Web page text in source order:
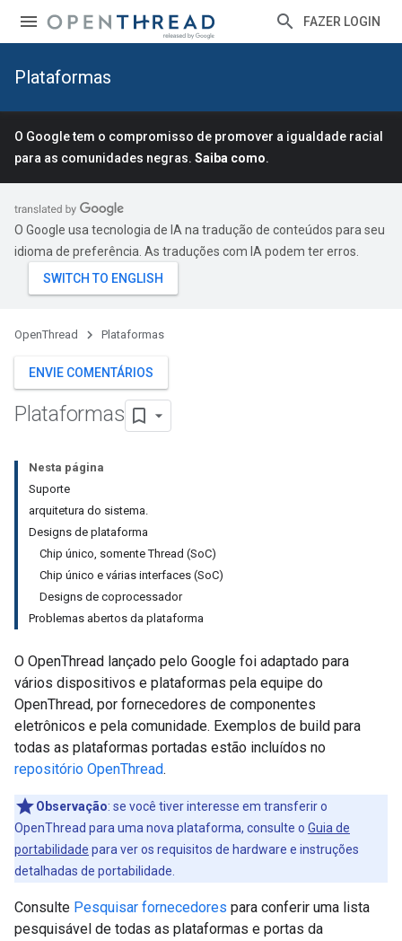
FAZER LOGIN
Plataformas
O Google tem o compromisso de promover a igualdade racial
para as comunidades negras. Saiba como.
O Google usa tecnologia de IA na tradução de conteúdos para seu
idioma de preferência. As traduções com IA podem ter erros.
OpenThread Plataformas
ENVIE COMENTÁRIOS
Plataformas
Nesta página
Suporte
arquitetura do sistema.
Designs de plataforma
Chip único, somente Thread (SoC)
Chip único e várias interfaces (SoC)
Designs de coprocessador
Problemas abertos da plataforma
O OpenThread lançado pelo Google foi adaptado para
vários dispositivos e plataformas pela equipe do
OpenThread, por fornecedores de componentes
eletrônicos e pela comunidade. Exemplos de build para
todas as plataformas portadas estão incluídos no
repositório OpenThread.
Observação: se você tiver interesse em transferir o
OpenThread para uma nova plataforma, consulte o Guia de
portabilidade para ver os requisitos de hardware e instruções
detalhadas de portabilidade.
Consulte Pesquisar fornecedores para conferir uma lista
pesquisável de todas as plataformas e portas da